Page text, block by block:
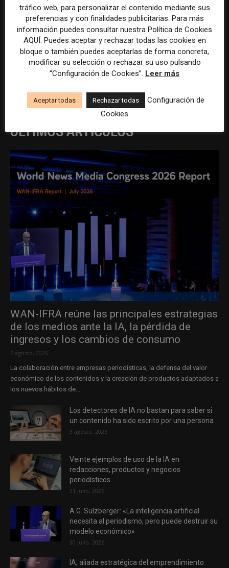
REDACCIÓN
ÚLTIMOS ARTÍCULOS
WAN-IFRA reúne las principales estrategias
de los medios ante la IA, la pérdida de
ingresos y los cambios de consumo
5 agosto, 2026
La colaboración entre empresas periodísticas, la defensa del valor
económico de los contenidos y la creación de productos adaptados a
los nuevos hábitos de...
Los detectores de IA no bastan para saber si
un contenido ha sido escrito por una persona
3 agosto, 2026
Veinte ejemplos de uso de la IA en
redacciones, productos y negocios
periodísticos
31 julio, 2026
A.G. Sulzberger: «La inteligencia artificial
necesita al periodismo, pero puede destruir su
modelo económico»
30 julio, 2026
IA, aliada estratégica del emprendimiento
tráfico web, para personalizar el contenido mediante sus
preferencias y con finalidades publicitarias. Para más
información puedes consultar nuestra Política de Cookies
AQUÍ. Puedes aceptar y rechazar todas las cookies en
bloque o también puedes aceptarlas de forma concreta,
modificar su selección o rechazar su uso pulsando
“Configuración de Cookies”. Leer más
Aceptar todas Rechazar todas
Configuración de
Cookies